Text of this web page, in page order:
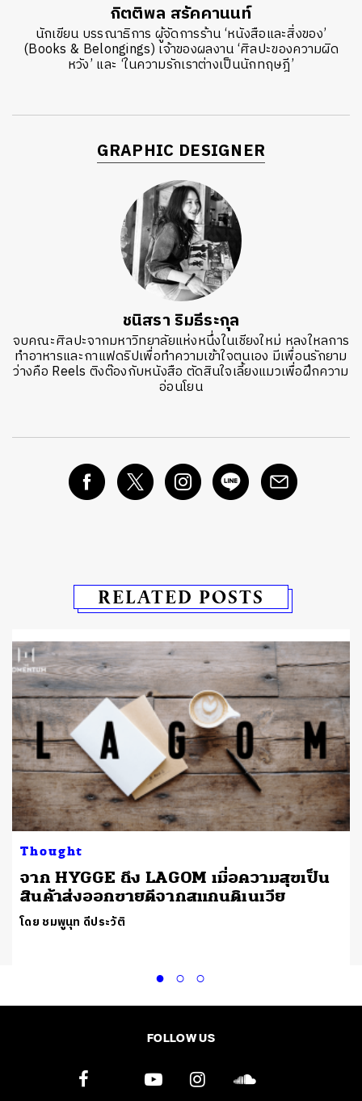
กิตติพล สรัคคานนท์
นักเขียน บรรณาธิการ ผู้จัดการร้าน ‘หนังสือและสิ่งของ’
(Books & Belongings) เจ้าของผลงาน ‘ศิลปะของความผิด
หวัง’ และ ‘ในความรักเราต่างเป็นนักทฤษฎี’
GRAPHIC DESIGNER
ชนิสรา ริมธีระกุล
จบคณะศิลปะจากมหาวิทยาลัยแห่งหนึ่งในเชียงใหม่ หลงใหลการ
ทำอาหารและกาแฟดริปเพื่อทำความเข้าใจตนเอง มีเพื่อนรักยาม
ว่างคือ Reels ติงต๊องกับหนังสือ ตัดสินใจเลี้ยงแมวเพื่อฝึกความ
อ่อนโยน
RELATED POSTS
Thought
จาก HYGGE ถึง LAGOM เมื่อความสุขเป็น
สินค้าส่งออกขายดีจากสแกนดิเนเวีย
โดย ชมพูนุท ดีประวัติ
FOLLOW US